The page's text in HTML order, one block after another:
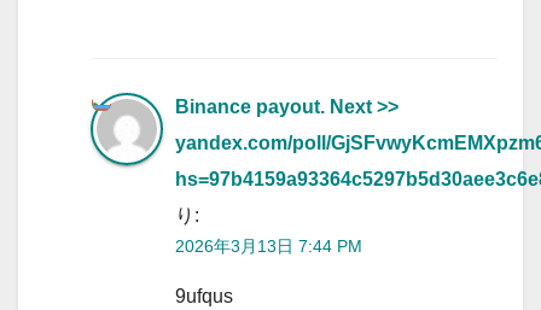
Binance payout. Next >>
yandex.com/poll/
り:
2026年3月13日 7:44 PM
9ufqus